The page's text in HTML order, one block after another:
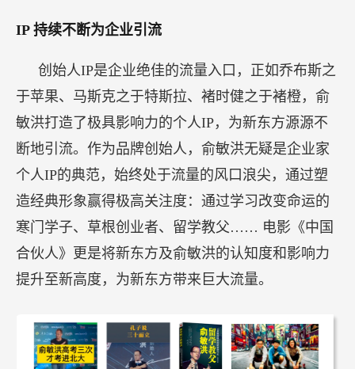
IP 持续不断为企业引流
创始人IP是企业绝佳的流量入口，正如乔布斯之
于苹果、马斯克之于特斯拉、褚时健之于褚橙，俞
敏洪打造了极具影响力的个人IP，为新东方源源不
断地引流。作为品牌创始人，俞敏洪无疑是企业家
个人IP的典范，始终处于流量的风口浪尖，通过塑
造经典形象赢得极高关注度：通过学习改变命运的
寒门学子、草根创业者、留学教父…… 电影《中国
合伙人》更是将新东方及俞敏洪的认知度和影响力
提升至新高度，为新东方带来巨大流量。